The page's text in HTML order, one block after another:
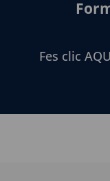
Fes clic